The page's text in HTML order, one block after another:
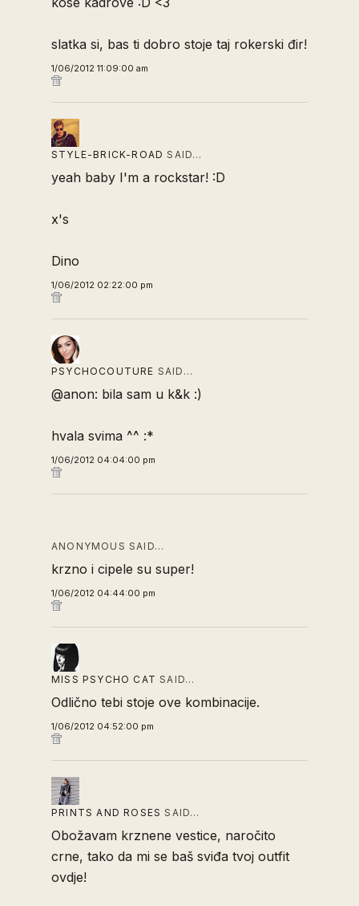
slatka si, bas ti dobro stoje taj rokerski đir!
1/06/2012 11:09:00 am
STYLE-BRICK-ROAD SAID…
yeah baby I'm a rockstar! :D
x's
Dino
1/06/2012 02:22:00 pm
PSYCHOCOUTURE SAID…
@anon: bila sam u k&k :)
hvala svima ^^ :*
1/06/2012 04:04:00 pm
ANONYMOUS SAID…
krzno i cipele su super!
1/06/2012 04:44:00 pm
MISS PSYCHO CAT SAID…
Odlično tebi stoje ove kombinacije.
1/06/2012 04:52:00 pm
PRINTS AND ROSESSAID…
Obožavam krznene vestice, naročito
crne, tako da mi se baš sviđa tvoj outfit
ovdje!